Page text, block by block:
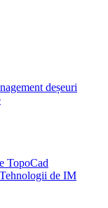
deșeuri
TopoCad
de IM